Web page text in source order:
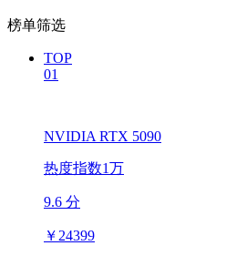
榜单筛选
TOP
01
NVIDIA RTX 5090
热度指数1万
9.6 分
￥ 24399